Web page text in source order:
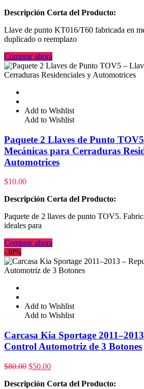
Descripción Corta del Producto:
Llave de punto KT016/T60 fabricada en
duplicado o reemplazo
Comprar ahora
Add to Wishlist
Add to Wishlist
Paquete 2 Llaves de Punto
Mecánicas para Cerraduras
Automotrices
$10.00
Descripción Corta del Producto:
Paquete de 2 llaves de punto TOV5.
ideales para
Comprar ahora
-38%
Add to Wishlist
Add to Wishlist
Carcasa Kia Sportage
Control Automotriz de 3 Botones
$80.00 $50.00
Descripción Corta del Producto: